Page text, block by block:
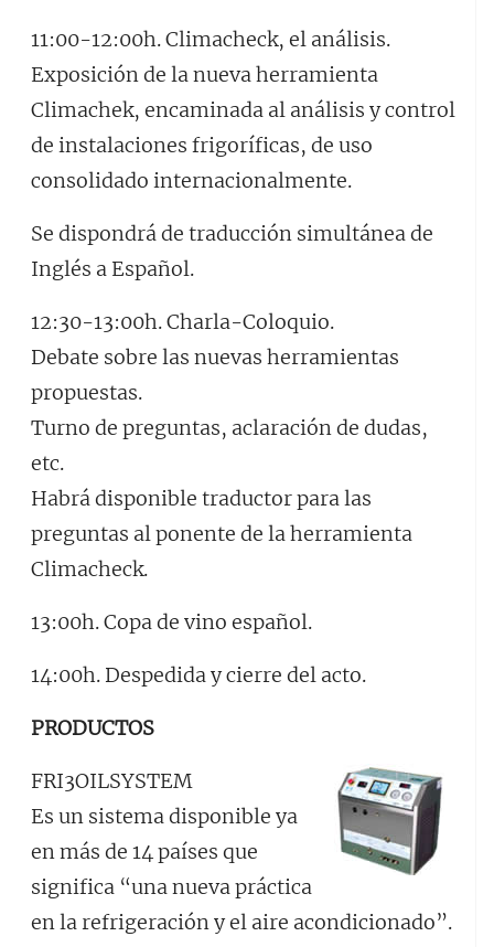
11:00-12:00h. Climacheck, el análisis.
Exposición de la nueva herramienta
Climachek, encaminada al análisis y control
de instalaciones frigoríficas, de uso
consolidado internacionalmente.
Se dispondrá de traducción simultánea de
Inglés a Español.
12:30-13:00h. Charla-Coloquio.
Debate sobre las nuevas herramientas
propuestas.
Turno de preguntas, aclaración de dudas,
etc.
Habrá disponible traductor para las
preguntas al ponente de la herramienta
Climacheck.
13:00h. Copa de vino español.
14:00h. Despedida y cierre del acto.
PRODUCTOS
FRI3OILSYSTEM
Es un sistema disponible ya
en más de 14 países que
significa “una nueva práctica
en la refrigeración y el aire acondicionado”.